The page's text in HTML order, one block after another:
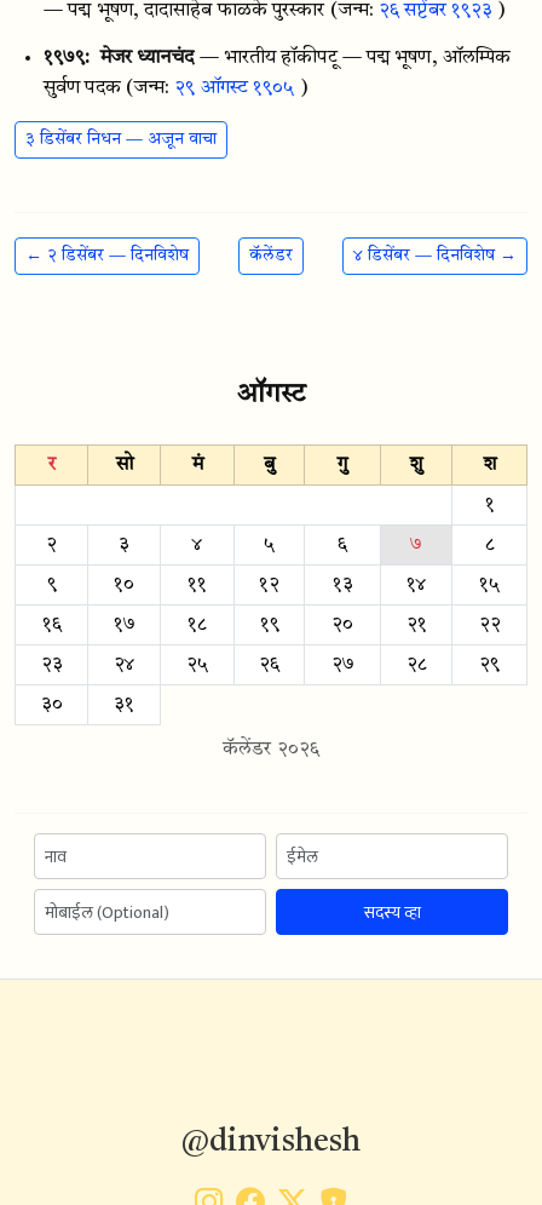
— पद्म भूषण, दादासाहेब फाळके पुरस्कार (जन्म: २६ सप्टेंबर १९२३ )
१९७९: मेजर ध्यानचंद — भारतीय हॉकीपटू — पद्म भूषण, ऑलम्पिक
सुर्वण पदक (जन्म: २९ ऑगस्ट १९०५ )
३ डिसेंबर निधन — अजून वाचा
← २ डिसेंबर — दिनविशेष कॅलेंडर ४ डिसेंबर — दिनविशेष →
ऑगस्ट
र सो मं बु गु शु श
१
२ ३ ४ ५ ६ ७ ८
९ १० ११ १२ १३ १४ १५
१६ १७ १८ १९ २० २१ २२
२३ २४ २५ २६ २७ २८ २९
३० ३१
कॅलेंडर २०२६
सदस्य व्हा
@dinvishesh